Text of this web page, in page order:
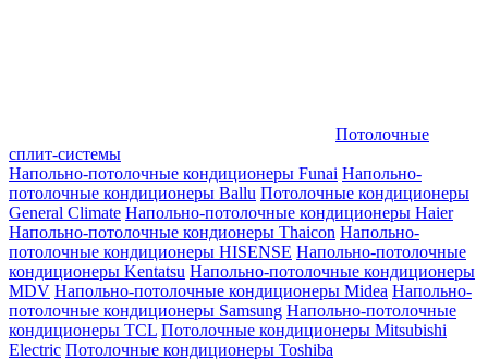
Потолочные
сплит-системы
Напольно-потолочные кондиционеры Funai Напольно-
потолочные кондиционеры Ballu Потолочные кондиционеры
General Climate Напольно-потолочные кондиционеры Haier
Напольно-потолочные кондионеры Thaicon Напольно-
потолочные кондиционеры HISENSE Напольно-потолочные
кондиционеры Kentatsu Напольно-потолочные кондиционеры
MDV Напольно-потолочные кондиционеры Midea Напольно-
потолочные кондиционеры Samsung Напольно-потолочные
кондиционеры TCL Потолочные кондиционеры Mitsubishi
Electric Потолочные кондиционеры Toshiba